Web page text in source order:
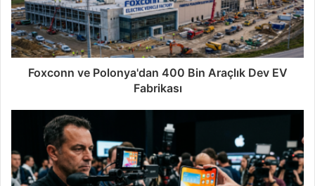
Foxconn ve Polonya'dan 400 Bin Araçlık Dev EV
Fabrikası